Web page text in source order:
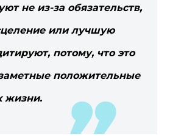
не из-за обязательств,
или лучшую
потому, что это
положительные
жизни.